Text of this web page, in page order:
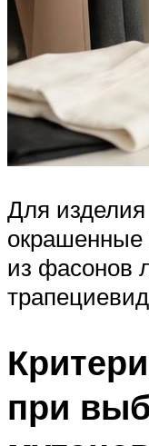
Для
окрашенные
из фасонов
при